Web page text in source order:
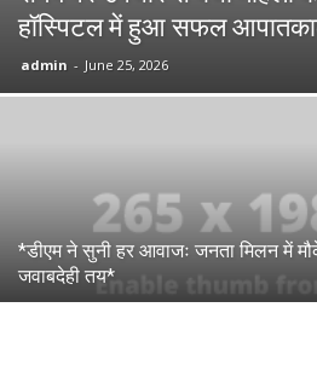
हॉस्पिटल में हुआ सफल
admin - June 25, 2026
*डीएम ने सुनी हर आवाजः जनता मिलन में
जवाबदेही तय*